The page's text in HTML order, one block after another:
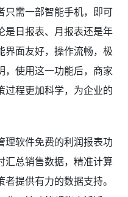
只需一部智能手机，即可
是日报表、月报表还是年
界面友好，操作流畅，极
，使用这一功能后，商家
过程更加科学，为企业的
理软件免费的利润报表功
汇总销售数据，精准计算
提供有力的数据支持。